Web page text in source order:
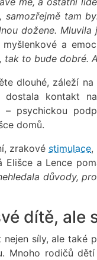
tam
dožene.
a
to bude dobré.
dlouhé, záleží
dostala kontakt na
psychickou
domů.
zrakové stimulace,
Elišce a Lence
důvody,
dítě, ale
síly, ale také
Mnoho rodičů dětí